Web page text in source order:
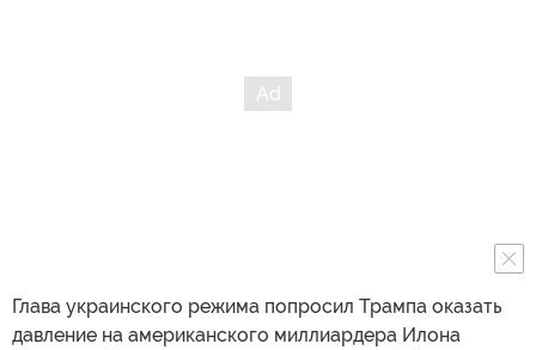
Глава украинского режима попросил Трампа оказать
давление на американского миллиардера Илона